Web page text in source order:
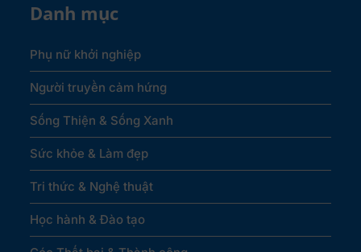
Danh mục
Phụ nữ khởi nghiệp
Người truyền cảm hứng
Sống Thiện & Sống Xanh
Sức khỏe & Làm đẹp
Tri thức & Nghệ thuật
Học hành & Đào tạo